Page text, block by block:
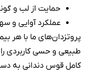
حمایت از لب و
عملکرد آوایی و
پروتزدان‌های ما با هر
طبیعی و حسی کاربردی
کامل قوس دندانی به